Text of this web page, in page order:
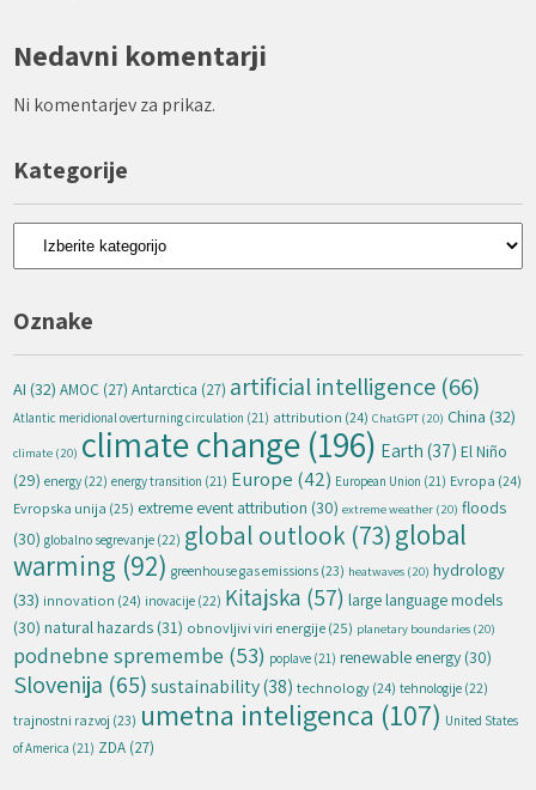
Nedavni komentarji
Ni komentarjev za prikaz.
Kategorije
Kategorije
Oznake
AI (32) AMOC (27) Antarctica (27) artificial intelligence (66)
Atlantic meridional overturning circulation (21) attribution (24) ChatGPT (20) China (32)
climate (20) climate change (196) Earth (37) El Niño
(29) energy (22) energy transition (21) Europe (42) European Union (21) Evropa (24)
Evropska unija (25) extreme event attribution (30) extreme weather (20) floods
(30) globalno segrevanje (22) global outlook (73)global
warming (92) greenhouse gas emissions (23) heatwaves (20) hydrology
(33) innovation (24) inovacije (22) Kitajska (57) large language models
(30) natural hazards (31) obnovljivi viri energije(25) planetary boundaries (20)
podnebne spremembe (53) poplave (21) renewable energy (30)
Slovenija (65) sustainability(38) technology(24) tehnologije (22)
trajnostni razvoj (23) umetna inteligenca (107) United States
of America (21) ZDA (27)